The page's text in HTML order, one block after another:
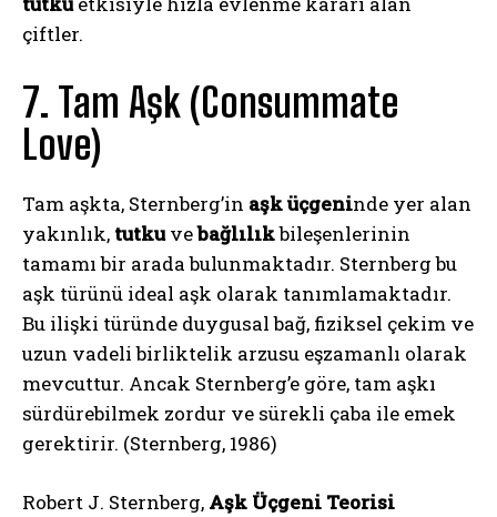
çiftler.
7. Tam Aşk (Consummate
Love)
Tam aşkta, Sternberg’in aşk üçgeninde yer alan
yakınlık, tutkuvebağlılıkbileşenlerinin
tamamı bir arada bulunmaktadır. Sternberg bu
aşk türünü ideal aşk olarak tanımlamaktadır.
Bu ilişki türünde duygusal bağ, fiziksel çekim ve
uzun vadeli birliktelik arzusu eşzamanlı olarak
mevcuttur. Ancak Sternberg’e göre, tam aşkı
sürdürebilmek zordur ve sürekli çaba ile emek
gerektirir. (Sternberg, 1986)
Robert J. Sternberg, Aşk Üçgeni Teorisi